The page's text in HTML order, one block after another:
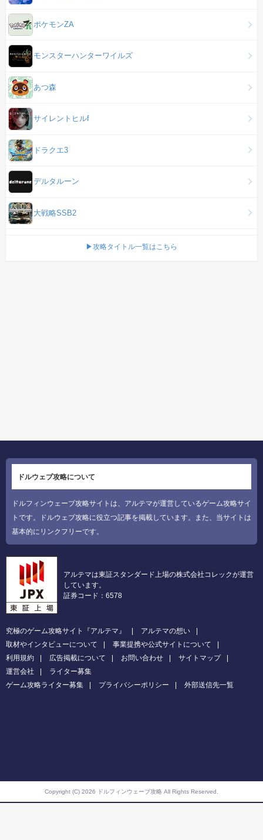
ポケモンZA
モンスターハンターワイルズ
あつ森
サイレントヒルf
ドラクエ3
デルタルーン
大戦略SSB2
▶攻略タイトル一覧はこちら
ドルウェブ攻略について
ドルフィンウェーブ攻略サイトは、アルテマが運営しているゲーム攻略サイ
トです。ドルウェブ攻略に役立つ記事を掲載しています。また、当サイトは
基本的にリンクフリーです。
アルテマは東証スタンダード上場の株式会社コレックが運営
しています。
証券コード：6578
究極のゲーム攻略サイト『アルテマ』
アルテマの想い
取材やインタビューについて
事業提携や公式サイトについて
利用規約
広告掲載について お問い合わせ
サイトマップ
運営会社
ライター募集
ゲーム攻略ライター募集
プライバシーポリシー 外部送信先一覧
Copyright (C) 2026 ドルフィンウェーブ攻略 All Rights Reserved.